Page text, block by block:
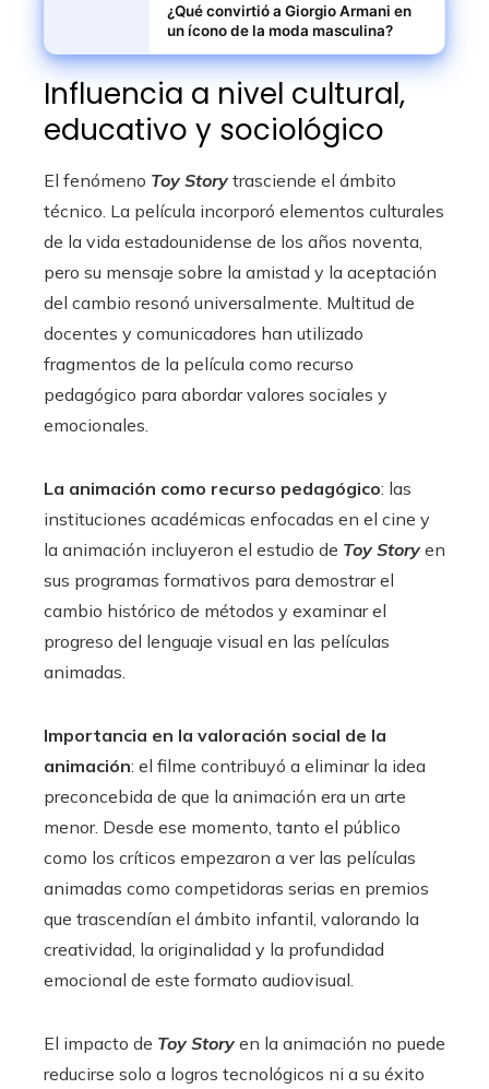
¿Qué convirtió a Giorgio Armani en
un ícono de la moda masculina?
Influencia a nivel cultural,
educativo y sociológico
El fenómeno Toy Story trasciende el ámbito
técnico. La película incorporó elementos culturales
de la vida estadounidense de los años noventa,
pero su mensaje sobre la amistad y la aceptación
del cambio resonó universalmente. Multitud de
docentes y comunicadores han utilizado
fragmentos de la película como recurso
pedagógico para abordar valores sociales y
emocionales.
La animación como recurso pedagógico: las
instituciones académicas enfocadas en el cine y
la animación incluyeron el estudio de Toy Story en
sus programas formativos para demostrar el
cambio histórico de métodos y examinar el
progreso del lenguaje visual en las películas
animadas.
Importancia en la valoración social de la
animación: el filme contribuyó a eliminar la idea
preconcebida de que la animación era un arte
menor. Desde ese momento, tanto el público
como los críticos empezaron a ver las películas
animadas como competidoras serias en premios
que trascendían el ámbito infantil, valorando la
creatividad, la originalidad y la profundidad
emocional de este formato audiovisual.
El impacto de Toy Story en la animación no puede
reducirse solo a logros tecnológicos ni a su éxito